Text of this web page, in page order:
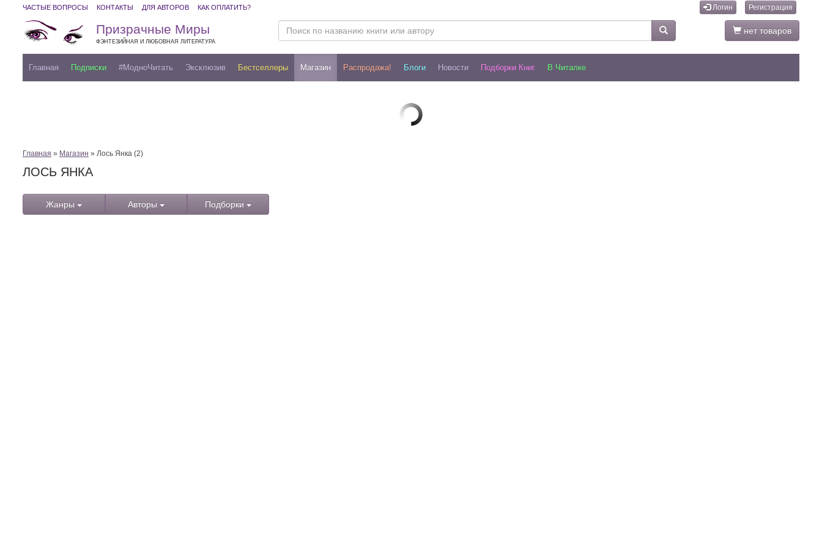
ЧАСТЫЕ ВОПРОСЫ КОНТАКТЫ ДЛЯ АВТОРОВ КАК ОПЛАТИТЬ? Логин Регистрация
Призрачные Миры
ФЭНТЕЗИЙНАЯ И ЛЮБОВНАЯ ЛИТЕРАТУРА
нет товаров
Главная Подписки #МодноЧитать Эксклюзив Бестселлеры Магазин Распродажа! Блоги Новости Подборки Книг В Читалке
Главная » Магазин » Лось Янка (2)
ЛОСЬ ЯНКА
Жанры Авторы Подборки